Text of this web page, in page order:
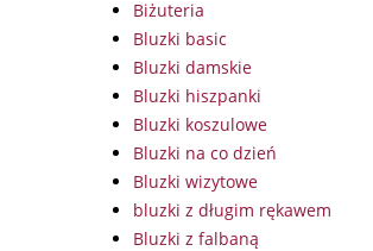
Biżuteria
Bluzki basic
Bluzki damskie
Bluzki hiszpanki
Bluzki koszulowe
Bluzki na co dzień
Bluzki wizytowe
bluzki z długim rękawem
Bluzki z falbaną